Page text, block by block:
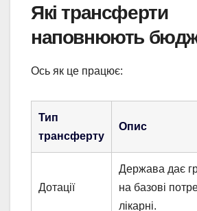
Які трансферти
наповнюють
Ось як це працює:
Тип
трансферту
Опис
Дотації
Держава дає
на базові
лікарні.